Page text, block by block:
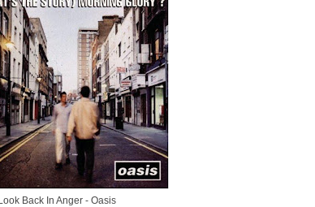
Back In Anger - Oasis